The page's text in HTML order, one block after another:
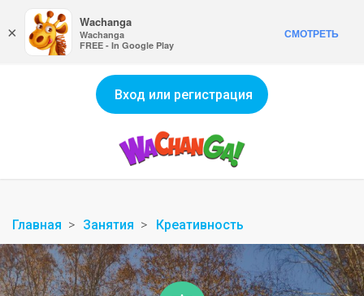
Вход или регистрация
Главная Занятия Креативность
×
Wachanga
Wachanga
FREE - In Google Play
СМОТРЕТЬ